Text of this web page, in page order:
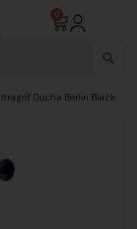
0
Ducha Berlin Black